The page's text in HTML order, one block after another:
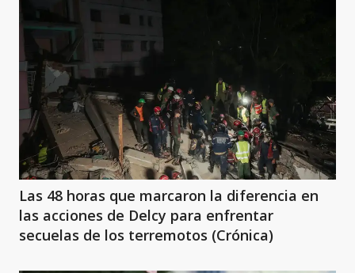
Las 48 horas que marcaron la diferencia en
las acciones de Delcy para enfrentar
secuelas de los terremotos (Crónica)